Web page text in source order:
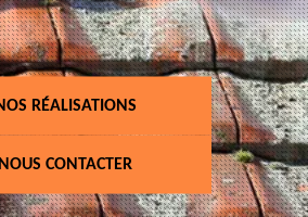
RÉALISATIONS
NOUS CONTACTER